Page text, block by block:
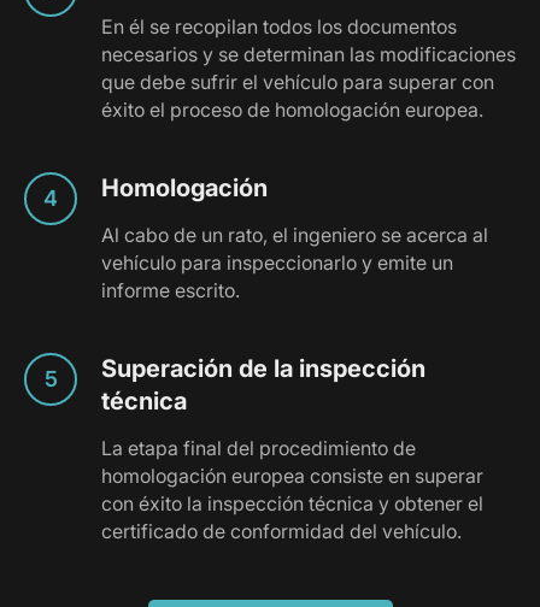
En él se recopilan todos los documentos
necesarios y se determinan las modificaciones
que debe sufrir el vehículo para superar con
éxito el proceso de homologación europea.
Homologación
Al cabo de un rato, el ingeniero se acerca al
vehículo para inspeccionarlo y emite un
informe escrito.
Superación de la inspección
técnica
La etapa final del procedimiento de
homologación europea consiste en superar
con éxito la inspección técnica y obtener el
certificado de conformidad del vehículo.